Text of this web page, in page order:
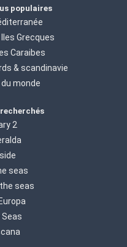
populaires
Grecques
Caraibes
& scandinavie
monde
2
seas
seas
Seas